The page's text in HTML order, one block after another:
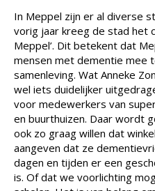
In Meppel zijn er al diverse
vorig jaar kreeg de stad het
Meppel’. Dit betekent dat
mensen met dementie mee
samenleving. Wat Anneke
wel iets duidelijker
voor medewerkers van
en buurthuizen. Daar wordt
ook zo graag willen dat
aangeven dat ze
dagen en tijden er een
is. Of dat we voorlichting